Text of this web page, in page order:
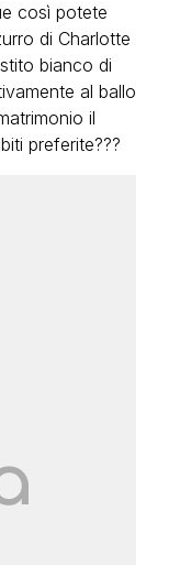
così potete
di Charlotte
bianco di
al ballo
il
preferite???